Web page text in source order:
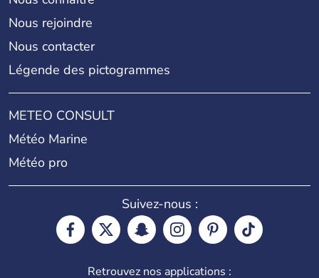
Nous rejoindre
Nous contacter
Légende des pictogrammes
METEO CONSULT
Météo Marine
Météo pro
Suivez-nous :
Retrouvez nos applications :